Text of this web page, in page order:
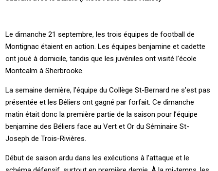
Le dimanche 21 septembre, les trois équipes de football de
Montignac étaient en action. Les équipes benjamine et cadette
ont joué à domicile, tandis que les juvéniles ont visité l’école
Montcalm à Sherbrooke.
La semaine dernière, l’équipe du Collège St-Bernard ne s’est pas
présentée et les Béliers ont gagné par forfait. Ce dimanche
matin était donc la première partie de la saison pour l’équipe
benjamine des Béliers face au Vert et Or du Séminaire St-
Joseph de Trois-Rivières.
Début de saison ardu dans les exécutions à l’attaque et le